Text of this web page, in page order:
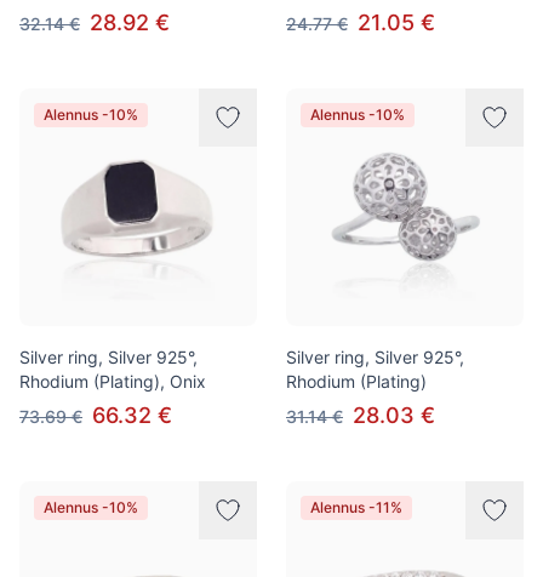
32.14 € 28.92 €
24.77 € 21.05 €
Alennus -10%
Silver ring, Silver 925°,
Rhodium (Plating), Onix
73.69 € 66.32 €
Alennus -10%
Silver ring, Silver 925°,
Rhodium (Plating)
31.14 € 28.03 €
Alennus -10% Alennus -11%